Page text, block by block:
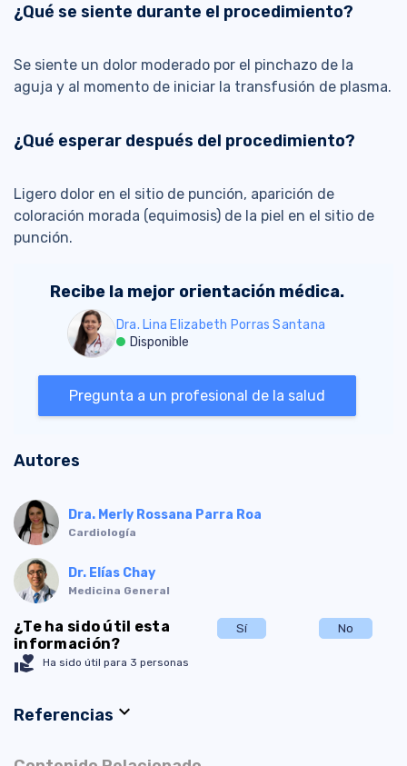
¿Qué se siente durante el procedimiento?
Se siente un dolor moderado por el pinchazo de la
aguja y al momento de iniciar la transfusión de plasma.
¿Qué esperar después del procedimiento?
Ligero dolor en el sitio de punción, aparición de
coloración morada (equimosis) de la piel en el sitio de
punción.
Recibe la mejor orientación médica.
Dra. Lina Elizabeth Porras Santana
Disponible
Pregunta a un profesional de la salud
Autores
Dra. Merly Rossana Parra Roa
Cardiología
Dr. Elías Chay
Medicina General
¿Te ha sido útil esta
información?
Sí No
volunteer_activism Ha sido útil para 3 personas
Referencias expand_more